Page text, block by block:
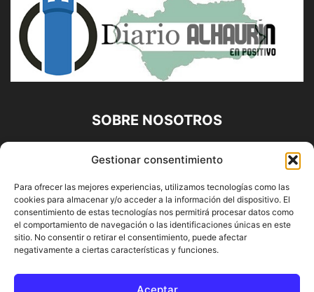
Gestionar consentimiento
Para ofrecer las mejores experiencias, utilizamos tecnologías como las
cookies para almacenar y/o acceder a la información del dispositivo. El
consentimiento de estas tecnologías nos permitirá procesar datos como
el comportamiento de navegación o las identificaciones únicas en este
sitio. No consentir o retirar el consentimiento, puede afectar
negativamente a ciertas características y funciones.
Aceptar
SOBRE NOSOTROS
Diario Alhaurín (www.alhaurindelatorre.com) Propiedad de
Francisco E. López López | 639 95 71 95 | Noticias de
Alhaurín de la Torre, Málaga y Provincia|
Contáctanos:info@alhaurindelatorre.com
SÍGUENOS